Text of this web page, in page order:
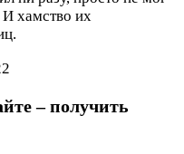
И хамство их
– получить